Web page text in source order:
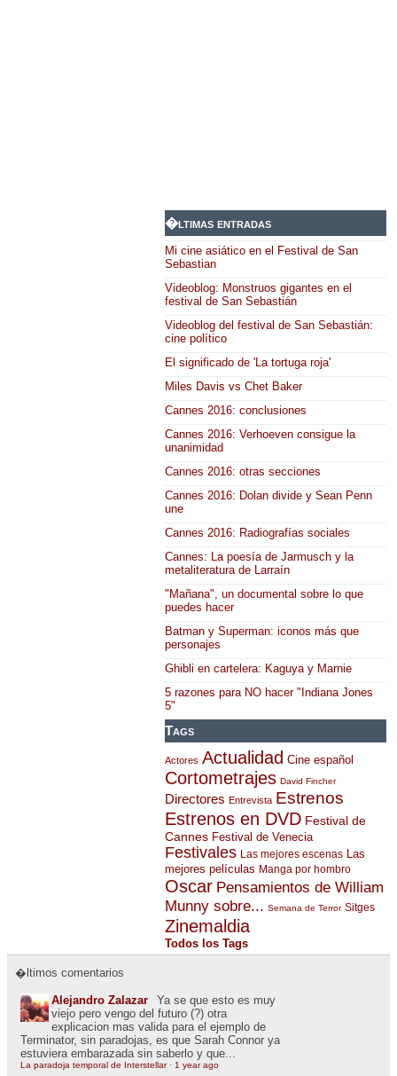
�ltimas entradas
Mi cine asiático en el Festival de San
Sebastian
Videoblog: Monstruos gigantes en el
festival de San Sebastián
Videoblog del festival de San Sebastián:
cine político
El significado de 'La tortuga roja'
Miles Davis vs Chet Baker
Cannes 2016: conclusiones
Cannes 2016: Verhoeven consigue la
unanimidad
Cannes 2016: otras secciones
Cannes 2016: Dolan divide y Sean Penn
une
Cannes 2016: Radiografías sociales
Cannes: La poesía de Jarmusch y la
metaliteratura de Larraín
"Mañana", un documental sobre lo que
puedes hacer
Batman y Superman: iconos más que
personajes
Ghibli en cartelera: Kaguya y Marnie
5 razones para NO hacer "Indiana Jones
5"
Tags
Actores Actualidad Cine español
Cortometrajes David Fincher
Directores Entrevista Estrenos
Estrenos en DVD Festival de
Cannes Festival de Venecia
Festivales Las mejores escenas Las
mejores películas Manga por hombro
Oscar Pensamientos de William
Munny sobre... Semana de Terror Sitges
Zinemaldia
Todos los Tags
�ltimos comentarios
Alejandro Zalazar
Ya se que esto es muy
viejo pero vengo del futuro (?) otra
explicacion mas valida para el ejemplo de
Terminator, sin paradojas, es que Sarah Connor ya
estuviera embarazada sin saberlo y que...
La paradoja temporal de Interstellar· 1 year ago